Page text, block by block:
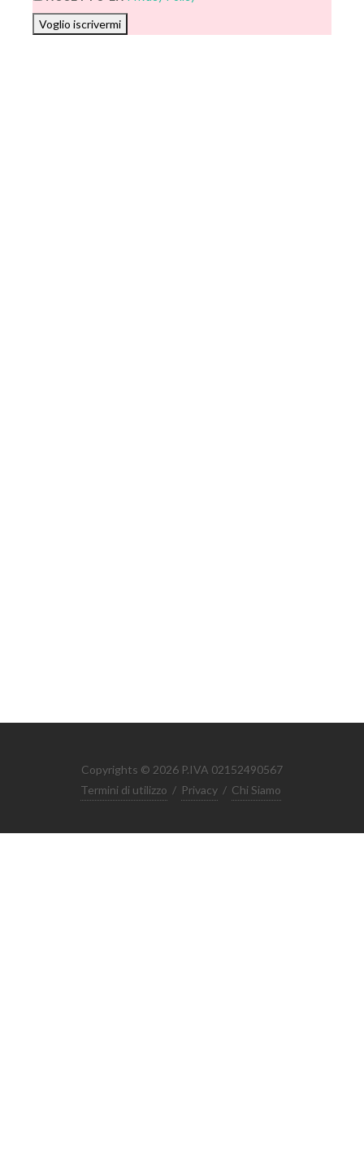
Voglio iscrivermi
Copyrights © 2026 P.IVA 02152490567
Termini di utilizzo / Privacy / Chi Siamo